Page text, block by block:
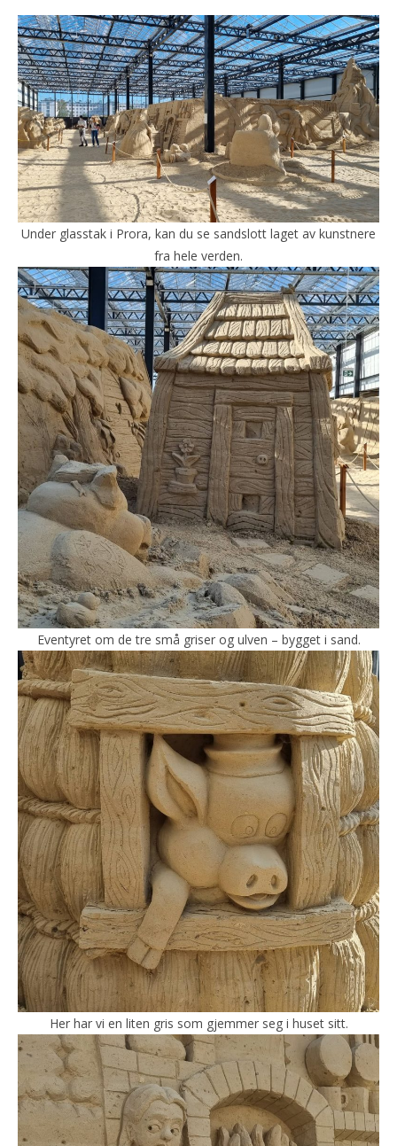
Under glasstak i Prora, kan du se sandslott laget av kunstnere
fra hele verden.
Eventyret om de tre små griser og ulven – bygget i sand.
Her har vi en liten gris som gjemmer seg i huset sitt.